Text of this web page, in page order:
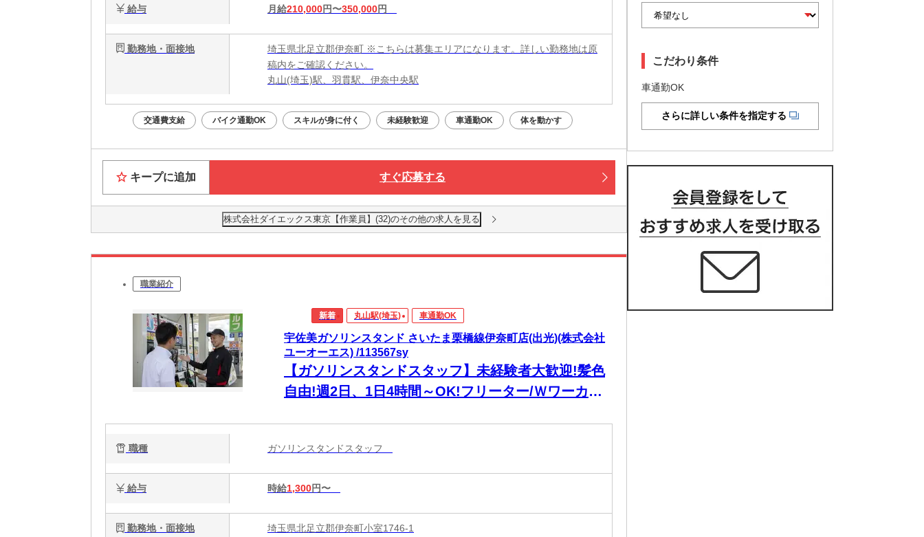
給与 月給210,000円〜350,000円
勤務地・面接地
埼玉県北足立郡伊奈町 ※こちらは募集エリアになります。詳しい勤務地は原
稿内をご確認ください。
丸山(埼玉)駅、羽貫駅、伊奈中央駅
交通費支給 バイク通勤OK スキルが身に付く 未経験歓迎 車通勤OK 体を動かす
キープに追加 すぐ応募する
株式会社ダイエックス東京【作業員】(32)のその他の求人を見る
職業紹介
新着 丸山駅(埼玉) 車通勤OK
宇佐美ガソリンスタンド さいたま栗橋線伊奈町店(出光)(株式会社
ユーオーエス) /113567sy
【ガソリンスタンドスタッフ】未経験者大歓迎!髪色
自由!週2日、1日4時間～OK!フリーター/Ｗワーカー/
職種 ガソリンスタンドスタッフ
給与 時給1,300円〜
勤務地・面接地
埼玉県北足立郡伊奈町小室1746-1
こだわり条件
車通勤OK
さらに詳しい条件を指定する